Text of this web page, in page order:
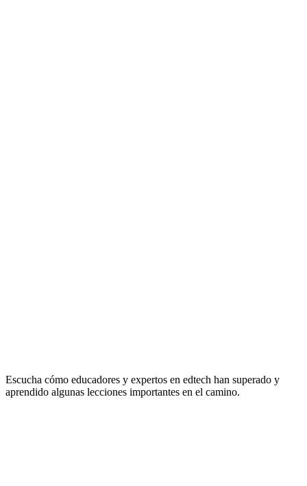
Escucha cómo educadores y expertos en edtech han superado y
aprendido algunas lecciones importantes en el camino.